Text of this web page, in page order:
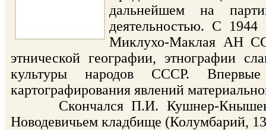
дальнейшем на
деятельностью. С
Миклухо-Маклая АН
этнической географии, этнографии
культуры народов СССР.
картографирования явлений
Скончался П.И. Кушнер-Кнышев
Новодевичьем кладбище (Колумбарий,